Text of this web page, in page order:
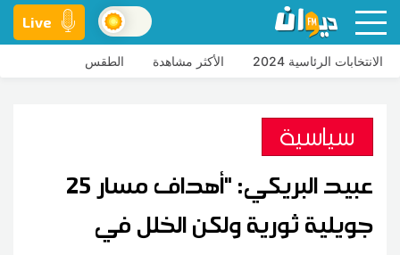
Live
الانتخابات الرئاسية 2024 الأكثر مشاهدة الطقس
سياسية
عبيد البريكي: "أهداف مسار 25
جويلية ثورية ولكن الخلل في